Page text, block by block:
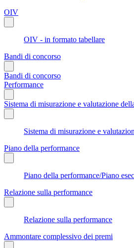
OIV
OIV - in formato tabellare
Bandi di concorso
Bandi di concorso
Performance
Sistema di misurazione e valutazione
Sistema di misurazione e
Piano della performance
Piano della performance/Piano
Relazione sulla performance
Relazione sulla performance
Ammontare complessivo dei premi